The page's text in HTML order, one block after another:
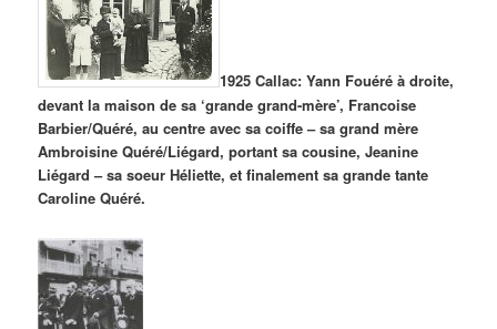
1925 Callac: Yann Fouéré à droite,
devant la maison de sa ‘grande grand-mère’, Francoise
Barbier/Quéré, au centre avec sa coiffe – sa grand mère
Ambroisine Quéré/Liégard, portant sa cousine, Jeanine
Liégard – sa soeur Héliette, et finalement sa grande tante
Caroline Quéré.